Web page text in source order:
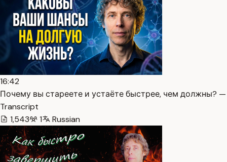
16:42
Почему вы стареете и устаёте быстрее, чем должны? —
Transcript
1,543
1 Russian